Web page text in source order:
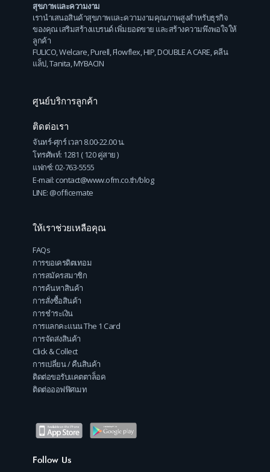
สุขภาพและความงาม
เรานำเสนอสินค้าสุขภาพและความงามคุณภาพสูงสำหรับธุรกิจ
ของคุณ เสริมสร้างแบรนด์ เพิ่มยอดขาย และสร้างความพึงพอใจให้
ลูกค้า
FULICO,Welcare,Purell,Flowflex,HIP,DOUBLE A CARE,คลีน
แล็ป,Tanita,MYBACIN
ศูนย์บริการลูกค้า
ติดต่อเรา
จันทร์-ศุกร์ เวลา 8.00-22.00 น.
โทรศัพท์: 1281 ( 120 คู่สาย )
แฟกซ์: 02-763-5555
E-mail: contact@www.ofm.co.th/blog
LINE: @officemate
ให้เราช่วยเหลือคุณ
FAQs
การขอเครดิตเทอม
การสมัครสมาชิก
การค้นหาสินค้า
การสั่งซื้อสินค้า
การชำระเงิน
การแลกคะแนน The 1 Card
การจัดส่งสินค้า
Click & Collect
การเปลี่ยน / คืนสินค้า
ติดต่อขอรับแคตตาล็อค
ติดต่อออฟฟิศเมท
Follow Us